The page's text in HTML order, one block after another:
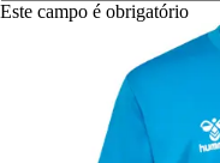
Este campo é obrigatório